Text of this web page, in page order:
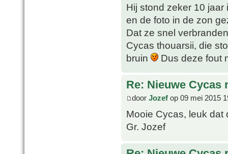
Hij stond zeker 10
en de foto in de zon
Dat ze snel
Cycas thouarsii, die
bruin
Dus deze fout
Re: Nieuwe Cycas
door Jozef op 09 mei 2015
Mooie Cycas, leuk
Gr. Jozef